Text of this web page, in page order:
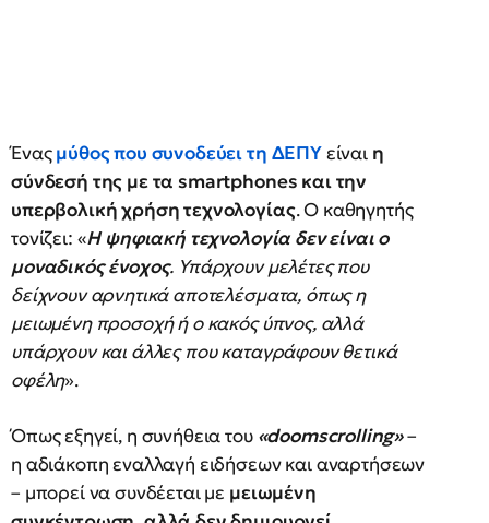
Έναςμύθος που συνοδεύει τη ΔΕΠΥείναι η
σύνδεσή της με τα smartphones και την
υπερβολική χρήση τεχνολογίας. Ο καθηγητής
τονίζει: «Η ψηφιακή τεχνολογία δεν είναι ο
μοναδικός ένοχος. Υπάρχουν μελέτες που
δείχνουν αρνητικά αποτελέσματα, όπως η
μειωμένη προσοχή ή ο κακός ύπνος, αλλά
υπάρχουν και άλλες που καταγράφουν θετικά
οφέλη».
Όπως εξηγεί, η συνήθεια του «doomscrolling»–
η αδιάκοπη εναλλαγή ειδήσεων και αναρτήσεων
– μπορεί να συνδέεται με μειωμένη